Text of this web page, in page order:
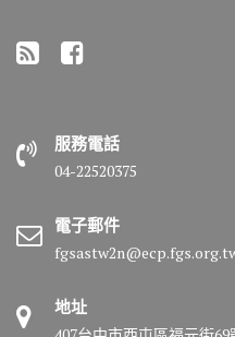
服務電話
04-22520375
電子郵件
地址